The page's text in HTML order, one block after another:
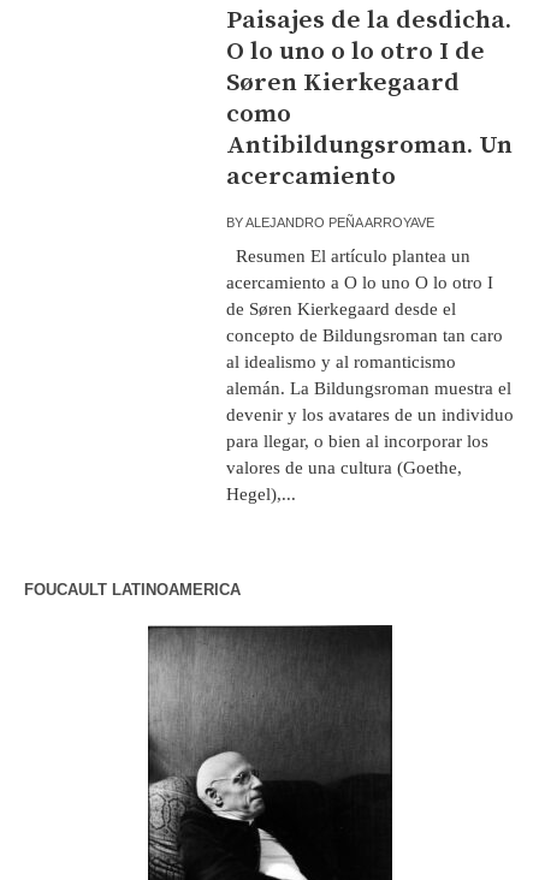
Paisajes de la desdicha.
O lo uno o lo otro I de
Søren Kierkegaard
como
Antibildungsroman. Un
acercamiento
BYALEJANDRO PEÑA ARROYAVE
Resumen El artículo plantea un
acercamiento a O lo uno O lo otro I
de Søren Kierkegaard desde el
concepto de Bildungsroman tan caro
al idealismo y al romanticismo
alemán. La Bildungsroman muestra el
devenir y los avatares de un individuo
para llegar, o bien al incorporar los
valores de una cultura (Goethe,
Hegel),...
FOUCAULT LATINOAMERICA